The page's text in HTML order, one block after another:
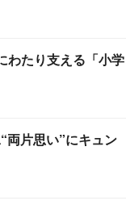
わたり支える「小学
両片思い”にキュン